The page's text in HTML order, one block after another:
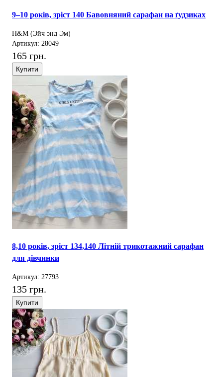
9–10 років, зріст 140 Бавовняний сарафан на ґудзиках
H&M (Эйч энд Эм)
Артикул: 28049
165 грн.
Купити
8,10 років, зріст 134,140 Літній трикотажний сарафан
для дівчинки
Артикул: 27793
135 грн.
Купити